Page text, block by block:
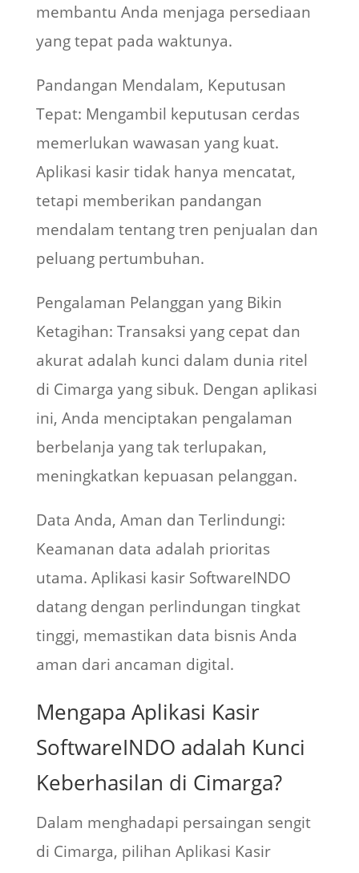
membantu Anda menjaga persediaan
yang tepat pada waktunya.
Pandangan Mendalam, Keputusan
Tepat: Mengambil keputusan cerdas
memerlukan wawasan yang kuat.
Aplikasi kasir tidak hanya mencatat,
tetapi memberikan pandangan
mendalam tentang tren penjualan dan
peluang pertumbuhan.
Pengalaman Pelanggan yang Bikin
Ketagihan: Transaksi yang cepat dan
akurat adalah kunci dalam dunia ritel
di Cimarga yang sibuk. Dengan aplikasi
ini, Anda menciptakan pengalaman
berbelanja yang tak terlupakan,
meningkatkan kepuasan pelanggan.
Data Anda, Aman dan Terlindungi:
Keamanan data adalah prioritas
utama. Aplikasi kasir SoftwareINDO
datang dengan perlindungan tingkat
tinggi, memastikan data bisnis Anda
aman dari ancaman digital.
Mengapa Aplikasi Kasir
SoftwareINDO adalah Kunci
Keberhasilan di Cimarga?
Dalam menghadapi persaingan sengit
di Cimarga, pilihan Aplikasi Kasir